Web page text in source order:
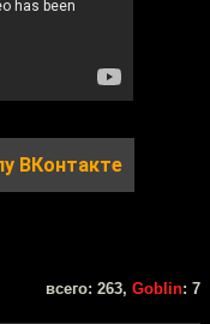
ВКонтакте
всего: 263, Goblin: 7